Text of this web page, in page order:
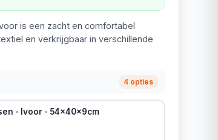
is een zacht en comfortabel
en verkrijgbaar in verschillende
4 opties
- Ivoor - 54x40x9cm